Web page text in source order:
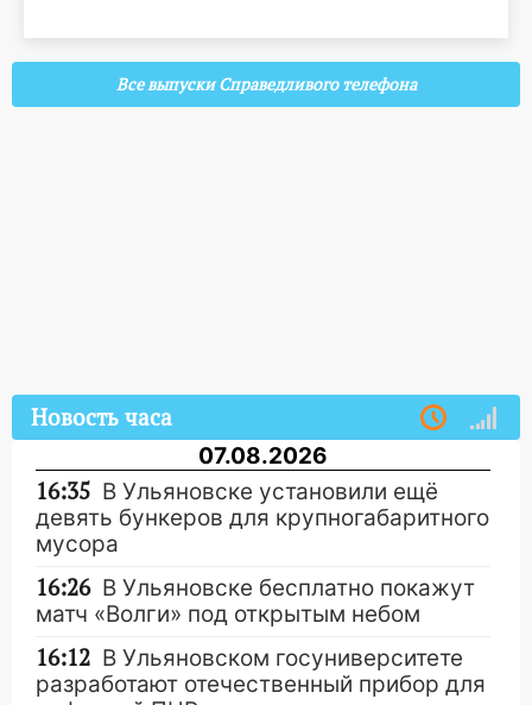
Все выпуски Справедливого телефона
Новость часа
07.08.2026
16:35 В Ульяновске установили ещё
девять бункеров для крупногабаритного
мусора
16:26 В Ульяновске бесплатно покажут
матч «Волги» под открытым небом
16:12 В Ульяновском госуниверситете
разработают отечественный прибор для